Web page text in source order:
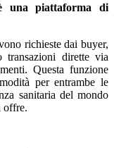
una piattaforma di
richieste dai buyer,
transazioni dirette via
Questa funzione
per entrambe le
sanitaria del mondo
offre.